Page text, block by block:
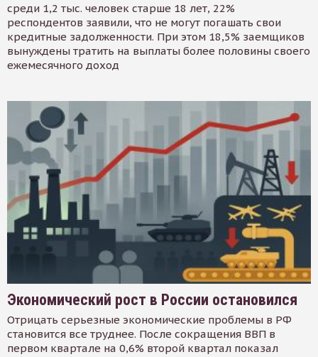
среди 1,2 тыс. человек старше 18 лет, 22%
респондентов заявили, что не могут погашать свои
кредитные задолженности. При этом 18,5% заемщиков
вынуждены тратить на выплаты более половины своего
ежемесячного доход
Экономический рост в России остановился
Отрицать серьезные экономические проблемы в РФ
становится все труднее. После сокращения ВВП в
первом квартале на 0,6% второй квартал показал